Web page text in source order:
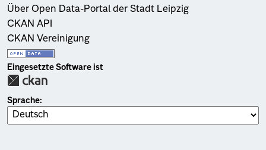
Über Open Data-Portal der Stadt Leipzig
CKAN API
CKAN Vereinigung
Eingesetzte Software ist
Sprache